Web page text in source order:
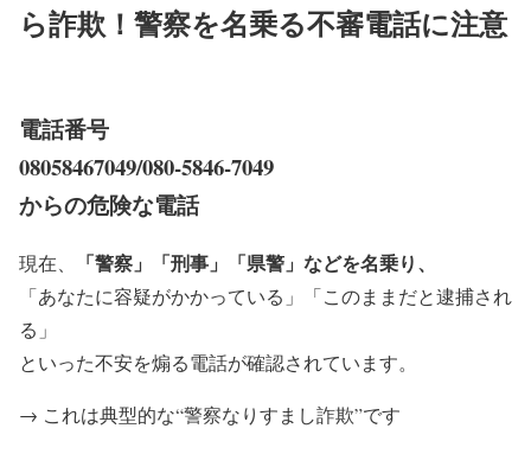
ら詐欺！警察を名乗る不審電話に注意
電話番号
08058467049/080-5846-7049
からの危険な電話
現在、 「警察」「刑事」「県警」などを名乗り、
「あなたに容疑がかかっている」「このままだと逮捕され
る」
といった不安を煽る電話が確認されています。
→ これは典型的な“警察なりすまし詐欺”です